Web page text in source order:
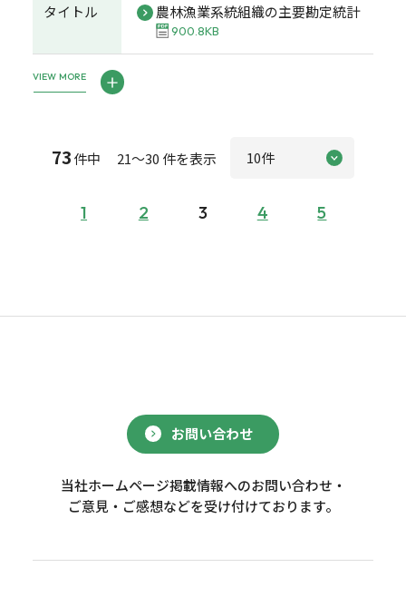
タイトル 農林漁業系統組織の主要勘定統計
900.8KB
VIEW MORE
73件中 21～30 件を表示
1 2 3 4 5
お問い合わせ
当社ホームページ掲載情報へのお問い合わせ・
ご意見・ご感想などを受け付けております。